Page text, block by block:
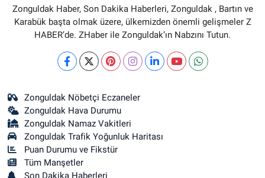
Zonguldak Haber, Son Dakika Haberleri, Zonguldak , Bartın ve
Karabük başta olmak üzere, ülkemizden önemli gelişmeler Z
HABER’de. ZHaber ile Zonguldak’ın Nabzını Tutun.
Zonguldak Nöbetçi Eczaneler
Zonguldak Hava Durumu
Zonguldak Namaz Vakitleri
Zonguldak Trafik Yoğunluk Haritası
Puan Durumu ve Fikstür
Tüm Manşetler
Son Dakika Haberleri